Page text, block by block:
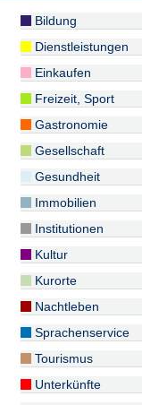
Bildung
Dienstleistungen
Einkaufen
Freizeit, Sport
Gastronomie
Gesellschaft
Gesundheit
Immobilien
Institutionen
Kultur
Kurorte
Nachtleben
Sprachenservice
Tourismus
Unterkünfte